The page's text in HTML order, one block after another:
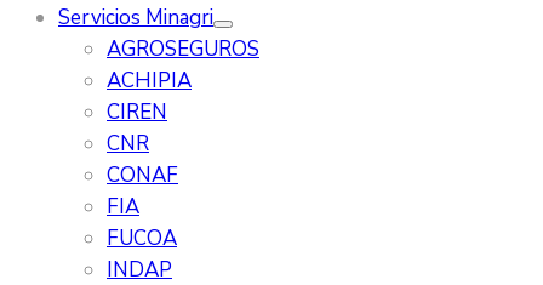
Servicios Minagri
AGROSEGUROS
ACHIPIA
CIREN
CNR
CONAF
FIA
FUCOA
INDAP